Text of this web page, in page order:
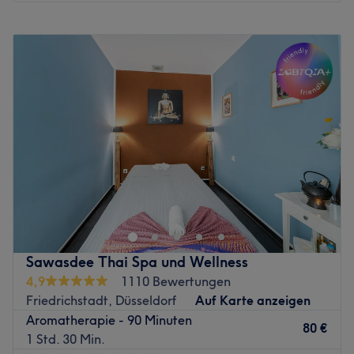
10:00
22:00
22:00
–22:00
22:00
Gesundheit beginnt dort, wo Körper und Geist in Balance
Bei 5Seasons Headspa & Wellness verstehen wir
Wohlbefinden als ein harmonisches Zusammenspiel aus
Entspannung, Achtsamkeit und innerem Gleichgewicht.
Unsere Philosophie verbindet moderne Wellness mit der
Weisheit der Traditionellen Chinesischen Medizin (TCM) –
nicht als medizinische Behandlung, sondern als
Inspiration für einen ganzheitlichen Lebensstil.
Sawasdee Thai Spa und Wellness
4,9
1110 Bewertungen
Friedrichstadt, Düsseldorf
Auf Karte anzeigen
Aromatherapie - 90 Minuten
1 Std. 30 Min.
80 €